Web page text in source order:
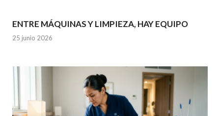
ENTRE MÁQUINAS Y LIMPIEZA, HAY EQUIPO
25 junio 2026